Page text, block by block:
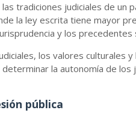
las tradiciones judiciales de un
la ley escrita tiene mayor
y los precedentes
los valores culturales
la autonomía de
pública